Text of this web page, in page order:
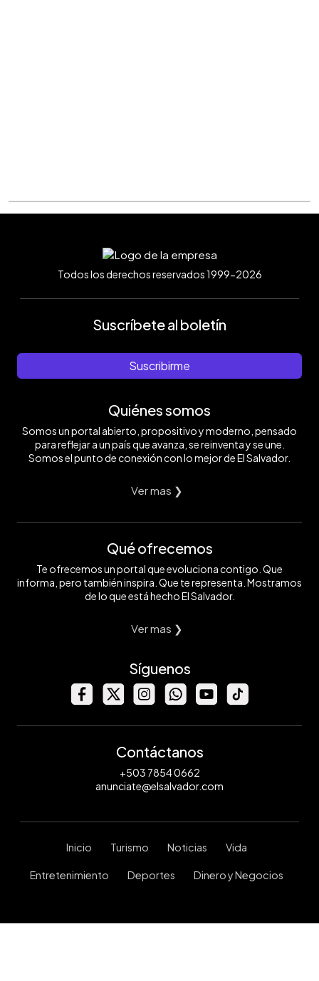
Todos los derechos reservados 1999-2026
Suscríbete al boletín
Suscribirme
Quiénes somos
Somos un portal abierto, propositivo y moderno, pensado
para reflejar a un país que avanza, se reinventa y se une.
Somos el punto de conexión con lo mejor de El Salvador.
Ver mas ❯
Qué ofrecemos
Te ofrecemos un portal que evoluciona contigo. Que
informa, pero también inspira. Que te representa. Mostramos
de lo que está hecho El Salvador.
Ver mas ❯
Síguenos
Contáctanos
+503 7854 0662
anunciate@elsalvador.com
Inicio Turismo Noticias Vida
Entretenimiento Deportes Dinero y Negocios